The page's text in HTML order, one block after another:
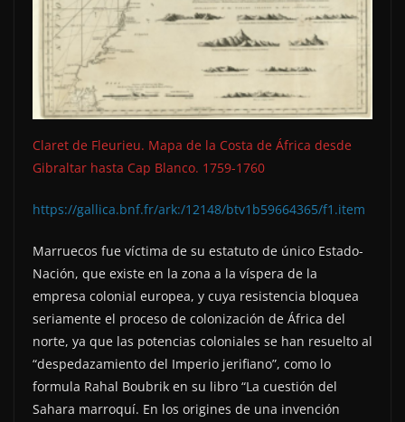
Claret de Fleurieu. Mapa de la Costa de África desde
Gibraltar hasta Cap Blanco. 1759-1760
https://gallica.bnf.fr/ark:/12148/btv1b59664365/f1.item
Marruecos fue víctima de su estatuto de único Estado-
Nación, que existe en la zona a la víspera de la
empresa colonial europea, y cuya resistencia bloquea
seriamente el proceso de colonización de África del
norte, ya que las potencias coloniales se han resuelto al
“despedazamiento del Imperio jerifiano”, como lo
formula Rahal Boubrik en su libro “La cuestión del
Sahara marroquí. En los origines de una invención